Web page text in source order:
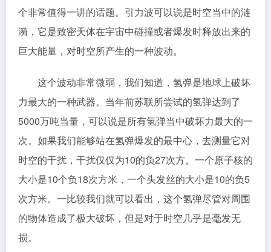
个非常值得一讲的话题。引力波可以说是时空当中的涟
漪，它是致密天体在宇宙中碰撞或者爆发时释放出来的
巨大能量，对时空所产生的一种波动。
这个波动非常微弱，我们知道，氢弹是地球上破坏
力最大的一种武器。当年前苏联所尝试的氢弹达到了
5000万吨当量，可以说是所有氢弹当中破坏力最大的一
次。如果我们能够站在氢弹爆发的最中心，去测量它对
时空的干扰，干扰仅仅为10的负27次方。一个原子核的
大小是10个负18次方米，一个头发丝的大小是10的负5
次方米。一比较我们就可以看出，这个氢弹尽管对周围
的物体造成了极大破坏，但是对于时空几乎是毫发无
损。